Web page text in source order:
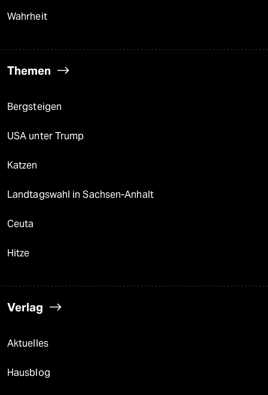
Wahrheit
Themen
Bergsteigen
USA unter Trump
Katzen
Landtagswahl in Sachsen-Anhalt
Ceuta
Hitze
Verlag
Aktuelles
Hausblog